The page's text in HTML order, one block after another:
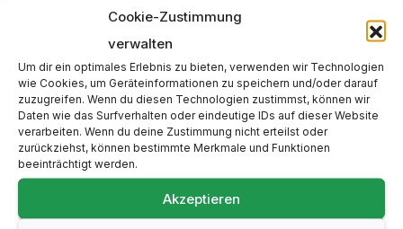
Cookie-Zustimmung
verwalten
Um dir ein optimales Erlebnis zu bieten, verwenden wir Technologien
wie Cookies, um Geräteinformationen zu speichern und/oder darauf
zuzugreifen. Wenn du diesen Technologien zustimmst, können wir
Daten wie das Surfverhalten oder eindeutige IDs auf dieser Website
verarbeiten. Wenn du deine Zustimmung nicht erteilst oder
zurückziehst, können bestimmte Merkmale und Funktionen
beeinträchtigt werden.
Akzeptieren
Video zu „How Many Tears To Nurture
21. MÄRZ 2022 MIKE
Cradle of Filth haben gestern Abend im Rahmen
von Cradle of Filths Infernal Vernal Equinox
Deadstream das Video zu ihrem Song „How Many